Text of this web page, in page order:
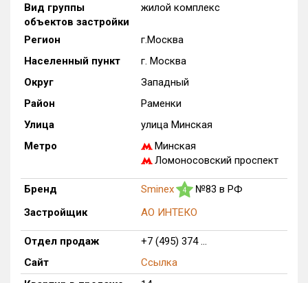
Только новые
от до
с продажами
Рейтинг ЕРЗ
Найдено:
Жилых комплексов
1 из 1 402
Вид группы
объектов застройки
жилой комплекс
Регион
г.Москва
Населенный пункт
г. Москва
Округ
Западный
Район
Раменки
Улица
улица Минская
Метро
Минская
Ломоносовский проспект
Бренд Sminex 4
№83 в РФ
Застройщик
АО ИНТЕКО
Отдел продаж
+7 (495) 374 ...
Сайт
Ссылка